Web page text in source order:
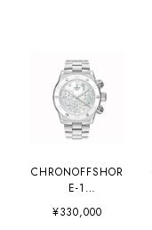
CHRONOFFSHOR
E-1
CHRONOLADY（1
0255-3BM-
¥330,000